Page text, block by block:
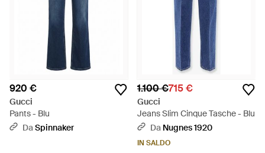
920 €
Gucci
Pants - Blu
DaSpinnaker
1.100 €715 €
Gucci
Jeans Slim Cinque Tasche - Blu
Da Nugnes 1920
IN SALDO